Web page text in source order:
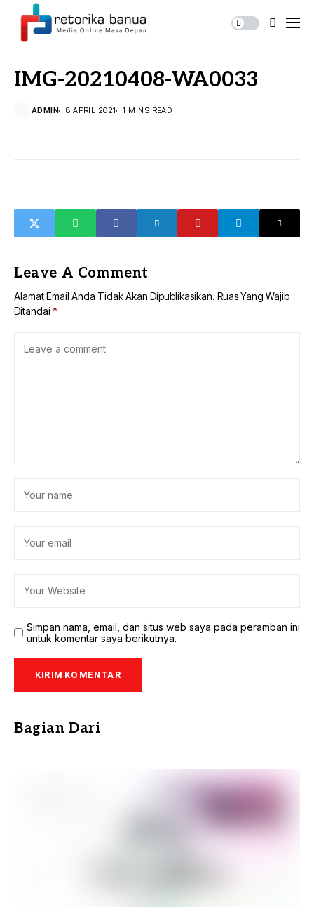
IMG-20210408-WA0033
ADMIN 8 APRIL 2021 1 MINS READ
Leave A Comment
Alamat Email Anda Tidak Akan Dipublikasikan. Ruas Yang Wajib
Ditandai *
Simpan nama, email, dan situs web saya pada peramban ini
untuk komentar saya berikutnya.
Bagian Dari